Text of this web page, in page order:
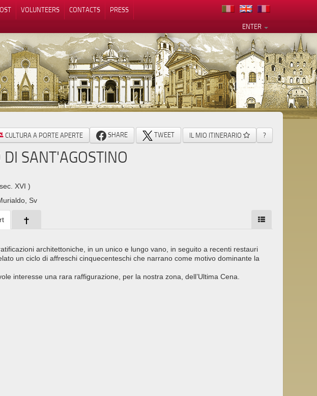
VOLUNTEERS CONTACTS
PRESS
ENTER
CULTURA A PORTE APERTE SHARE TWEET IL MIO ITINERARIO ?
SANT'AGOSTINO
XVI )
Sv
architettoniche, in un unico e lungo vano, in seguito a recenti restauri
un ciclo di affreschi cinquecenteschi che narrano come motivo dominante la
interesse una rara raffigurazione, per la nostra zona, dell’Ultima Cena.
Choices